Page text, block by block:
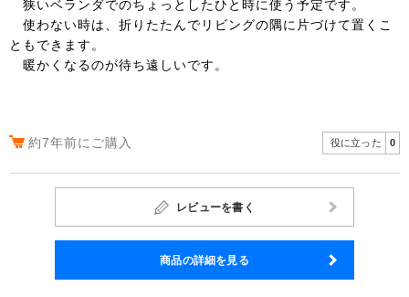
狭いベランダでのちょっとしたひと時に使う予定です。
使わない時は、折りたたんでリビングの隅に片づけて置くこ
ともできます。
暖かくなるのが待ち遠しいです。
約7年前にご購入 役に立った 0
レビューを書く
商品の詳細を見る